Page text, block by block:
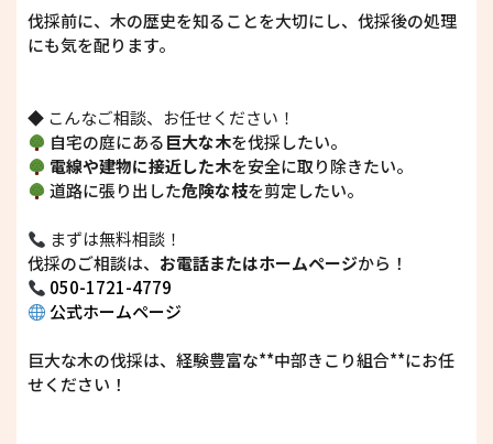
伐採前に、木の歴史を知ることを大切にし、伐採後の処理
にも気を配ります。
◆ こんなご相談、お任せください！
自宅の庭にある巨大な木を伐採したい。
電線や建物に接近した木を安全に取り除きたい。
道路に張り出した危険な枝を剪定したい。
まずは無料相談！
伐採のご相談は、 お電話またはホームページから！
050-1721-4779
公式ホームページ
巨大な木の伐採は、経験豊富な**中部きこり組合**にお任
せください！